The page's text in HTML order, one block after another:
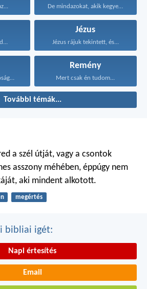
De mindazokat, akik kegyesen...
Jézus
Jézus rájuk tekintett, és...
A szeretet türelmes, jóságos...
Remény
Mert csak én tudom...
További témák...
a szél útját, vagy a csontok
asszony méhében, éppúgy nem
aki mindent alkotott.
megértés
bibliai igét:
Napi értesítés
Email